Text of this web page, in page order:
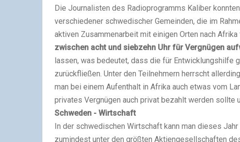
Die Journalisten des Radioprogramms Kaliber
verschiedener schwedischer Gemeinden, die im
aktiven Zusammenarbeit mit einigen Orten nach Afrika
zwischen acht und siebzehn Uhr für Vergnügen
lassen, was bedeutet, dass die für Entwicklungshilfe
zurückfließen. Unter den Teilnehmern herrscht
man bei einem Aufenthalt in Afrika auch etwas vom
privates Vergnügen auch privat bezahlt werden sollte
Schweden - Wirtschaft
In der schwedischen Wirtschaft kann man dieses
zumindest unter den größten Aktiengesellschaften